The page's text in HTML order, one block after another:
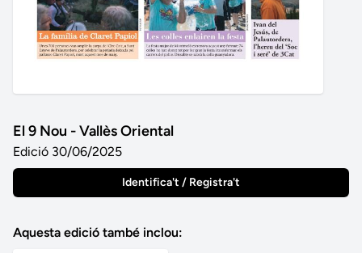
El 9 Nou - Vallès Oriental
Edició 30/06/2025
Identifica't / Registra't
Aquesta edició també inclou: